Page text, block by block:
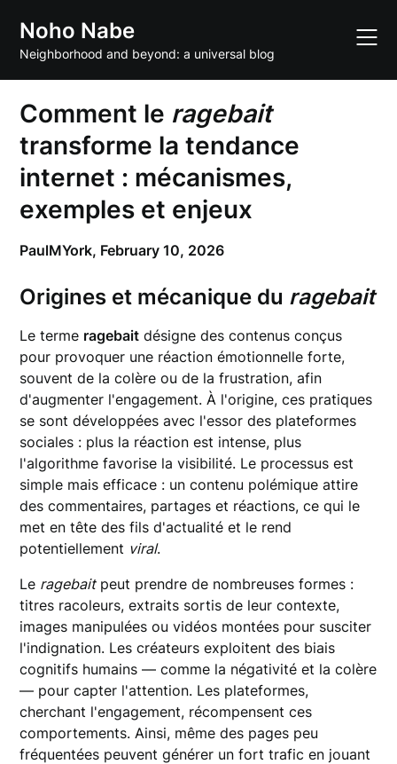
content
Noho Nabe
Neighborhood and beyond: a universal blog
Comment le ragebait
transforme latendance
internet : mécanismes,
exemples et enjeux
PaulMYork, February 10, 2026
Origines et mécanique du ragebait
Le terme ragebait désigne des contenus conçus
pour provoquer une réaction émotionnelle forte,
souvent de la colère ou de la frustration, afin
d'augmenter l'engagement. À l'origine, ces pratiques
se sont développées avec l'essor des plateformes
sociales : plus la réaction est intense, plus
l'algorithme favorise la visibilité. Le processus est
simple mais efficace : un contenu polémique attire
des commentaires, partages et réactions, ce qui le
met en tête des fils d'actualité et le rend
potentiellement viral.
Le ragebaitpeut prendre de nombreuses formes :
titres racoleurs, extraits sortis de leur contexte,
images manipulées ou vidéos montées pour susciter
l'indignation. Les créateurs exploitent des biais
cognitifs humains — comme la négativité et la colère
— pour capter l'attention. Les plateformes,
cherchant l'engagement, récompensent ces
comportements. Ainsi, même des pages peu
fréquentées peuvent générer un fort trafic en jouant